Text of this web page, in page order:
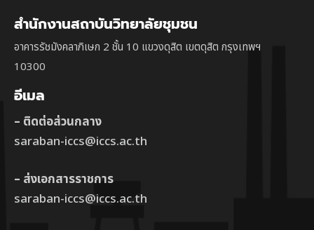
สำนักงานสถาบันวิทยาลัยชุมชน
อาคารรัชมังคลาภิเษก 2 ชั้น 10 แขวงดุสิต เขตดุสิต กรุงเทพฯ
10300
อีเมล
– ติดต่อส่วนกลาง
saraban-iccs@iccs.ac.th
– ส่งเอกสารราชการ
saraban-iccs@iccs.ac.th